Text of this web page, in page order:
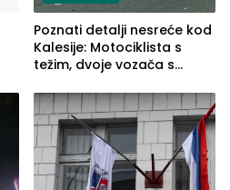
Poznati detalji nesreće kod
Kalesije: Motociklista s
težim, dvoje vozača s